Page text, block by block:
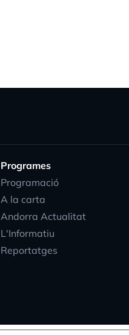
Programes
Programació
A la carta
Andorra Actualitat
L'Informatiu
Reportatges